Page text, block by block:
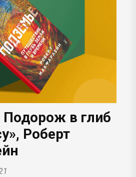
Подорож в глиб
Роберт